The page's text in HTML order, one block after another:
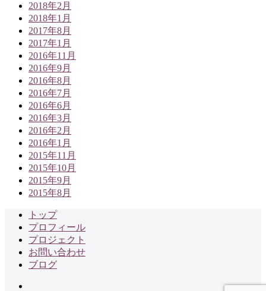
2018年2月
2018年1月
2017年8月
2017年1月
2016年11月
2016年9月
2016年8月
2016年7月
2016年6月
2016年3月
2016年2月
2016年1月
2015年11月
2015年10月
2015年9月
2015年8月
トップ
プロフィール
プロジェクト
お問い合わせ
ブログ